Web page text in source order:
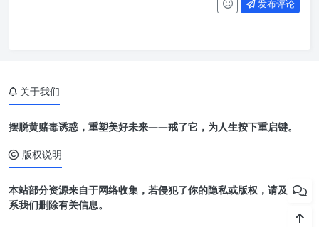
发布评论
关于我们
摆脱黄赌毒诱惑，重塑美好未来——戒了它，为人生按下重启键。
版权说明
本站部分资源来自于网络收集，若侵犯了你的隐私或版权，请及时联
系我们删除有关信息。